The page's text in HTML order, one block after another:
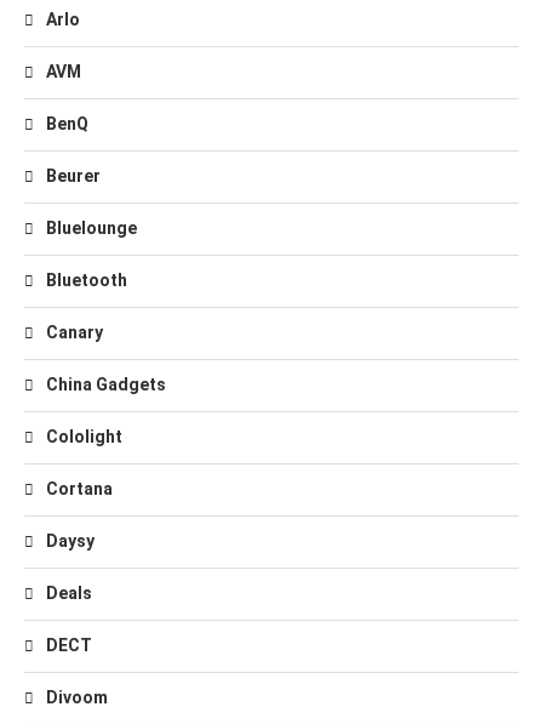
Arlo
AVM
BenQ
Beurer
Bluelounge
Bluetooth
Canary
China Gadgets
Cololight
Cortana
Daysy
Deals
DECT
Divoom